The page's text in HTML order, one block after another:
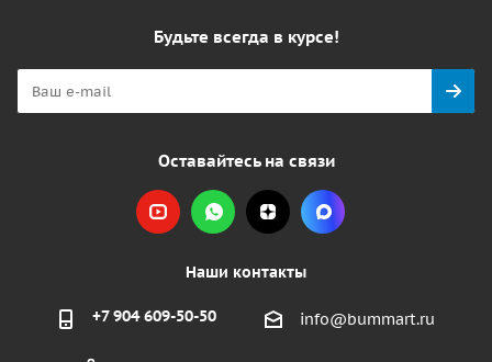
Будьте всегда в курсе!
Оставайтесь на связи
Наши контакты
+7 904 609-50-50 info@bummart.ru